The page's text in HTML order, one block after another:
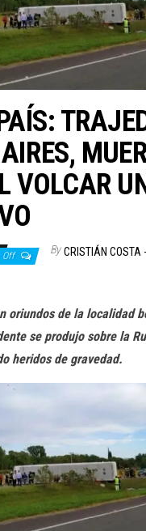
VOLCAR
Off By CRISTIÁN COSTA
oriundos de la localidad
se produjo sobre la
heridos de gravedad.